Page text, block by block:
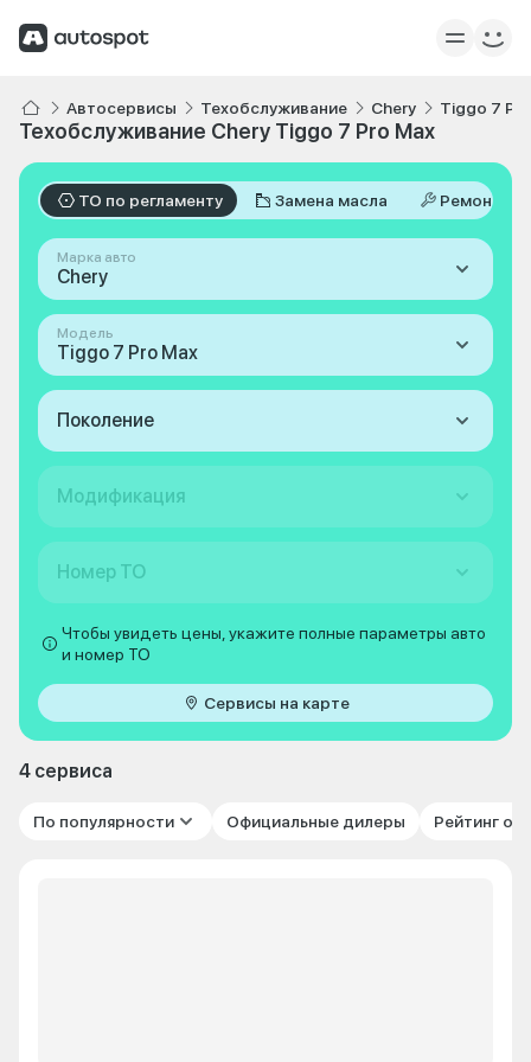
Автосервисы Техобслуживание Chery Tiggo 7
Техобслуживание Chery Tiggo 7 Pro Max
ТО по регламенту Замена масла Ремонт
Марка авто
Chery
Модель
Tiggo 7 Pro Max
Поколение
Модификация
Номер ТО
Чтобы увидеть цены, укажите полные параметры авто
и номер ТО
Сервисы на карте
4 сервиса
По популярности Официальные дилеры Рейтинг